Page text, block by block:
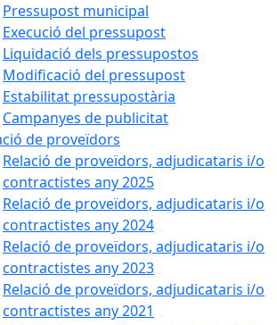
Pressupost municipal
Execució del pressupost
Liquidació dels pressupostos
Modificació del pressupost
Estabilitat pressupostària
Campanyes de publicitat
de proveïdors
Relació de proveïdors, adjudicataris i/o
contractistes any 2025
Relació de proveïdors, adjudicataris i/o
contractistes any 2024
Relació de proveïdors, adjudicataris i/o
contractistes any 2023
Relació de proveïdors, adjudicataris i/o
contractistes any 2021